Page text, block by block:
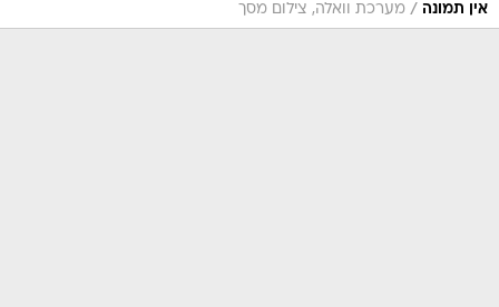
אין תמונה / מערכת וואלה, צילום מסך